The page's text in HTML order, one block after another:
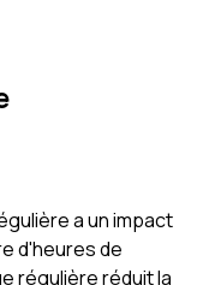
a un impact
d'heures de
régulière réduit la